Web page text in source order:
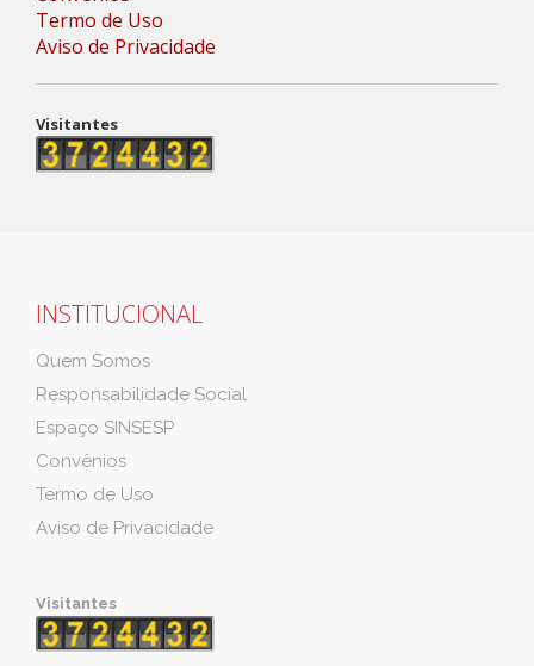
Termo de Uso
Aviso de Privacidade
Visitantes
INSTITUCIONAL
Quem Somos
Responsabilidade Social
Espaço SINSESP
Convênios
Termo de Uso
Aviso de Privacidade
Visitantes